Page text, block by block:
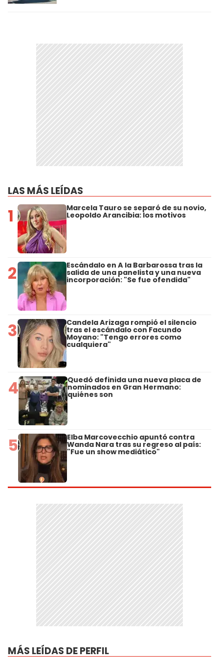
LAS MÁS LEÍDAS
1 Marcela Tauro se separó de su novio,
Leopoldo Arancibia: los motivos
2 Escándalo en A la Barbarossa tras la
salida de una panelista y una nueva
incorporación: "Se fue ofendida"
3 Candela Arizaga rompió el silencio
tras el escándalo con Facundo
Moyano: "Tengo errores como
cualquiera"
4 Quedó definida una nueva placa de
nominados en Gran Hermano:
quiénes son
5 Elba Marcovecchio apuntó contra
Wanda Nara tras su regreso al país:
"Fue un show mediático"
MÁS LEÍDAS DE PERFIL